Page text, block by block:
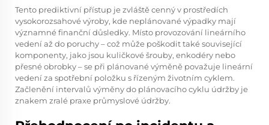
Tento prediktivní přístup je zvláště cenný v prostředích
vysokorozsahové výroby, kde neplánované výpadky mají
významné finanční důsledky. Místo provozování lineárního
vedení až do poruchy – což může poškodit také související
komponenty, jako jsou kuličkové šrouby, enkodéry nebo
přesné obrobky – se při plánované výměně považuje lineární
vedení za spotřební položku s řízeným životním cyklem.
Začlenění intervalů výměny do plánovacího cyklu údržby je
znakem zralé praxe průmyslové údržby.